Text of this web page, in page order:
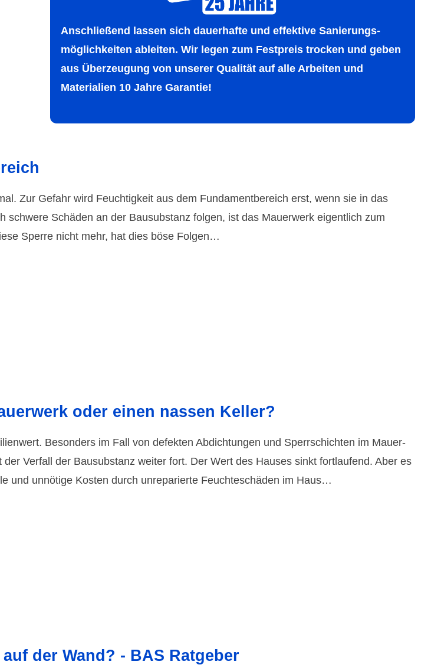
Anschließend lassen sich dauer­hafte und effektive Sanierungs­
möglich­keiten ableiten. Wir legen zum Festpreis­ trocken und geben
aus Über­zeugung von unserer Qualität auf alle Arbeiten und
Materia­lien 10 Jahre Garantie!
Zur Gefahr wird Feuchtigkeit aus dem Fundamentbereich erst, wenn sie in das
schwere Schäden an der Bausubstanz folgen, ist das Mauerwerk eigentlich zum
Sperre nicht mehr, hat dies böse Folgen…
oder einen nassen Keller?
Beson­ders im Fall von defek­ten Abdich­tungen und Sperr­schich­ten im Mauer­
Verfall der Bau­subs­tanz weiter fort. Der Wert des Hauses sinkt fort­lau­fend. Aber es
und unnötige Kosten durch unre­parierte Feuchte­schäden im Haus…
der Wand? - BAS Ratgeber